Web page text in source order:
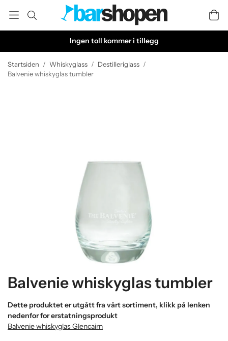
Ingen toll kommer i tillegg
Startsiden / Whiskyglass / Destilleriglass /
Balvenie whiskyglas tumbler
Balvenie whiskyglas tumbler
Dette produktet er utgått fra vårt sortiment, klikk på lenken
nedenfor for erstatningsprodukt
Balvenie whiskyglas Glencairn